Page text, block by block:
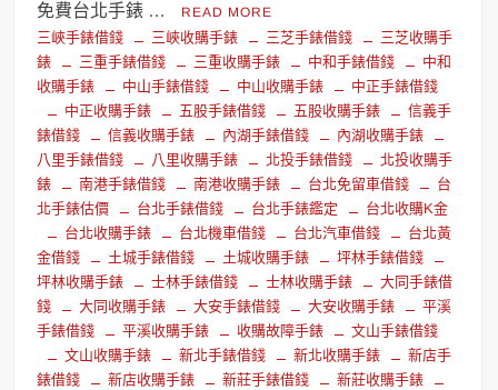
免費台北手錶 … READ MORE
三峽手錶借錢 三峽收購手錶 三芝手錶借錢
三芝收購手
錶
三重手錶借錢 三重收購手錶 中和手錶借錢
中和
收購手錶
中山手錶借錢 中山收購手錶
中正手錶借錢
中正收購手錶
五股手錶借錢 五股收購手錶
信義手
錶借錢
信義收購手錶 內湖手錶借錢
內湖收購手錶
八里手錶借錢
八里收購手錶 北投手錶借錢
北投收購手
錶
南港手錶借錢 南港收購手錶 台北免留車借錢
台
北手錶估價
台北手錶借錢 台北手錶鑑定
台北收購K金
台北收購手錶
台北機車借錢 台北汽車借錢
台北黃
金借錢
土城手錶借錢 土城收購手錶
坪林手錶借錢
坪林收購手錶
士林手錶借錢 士林收購手錶
大同手錶借
錢
大同收購手錶 大安手錶借錢 大安收購手錶
平溪
手錶借錢
平溪收購手錶 收購故障手錶
文山手錶借錢
文山收購手錶
新北手錶借錢 新北收購手錶
新店手
錶借錢
新店收購手錶 新莊手錶借錢
新莊收購手錶